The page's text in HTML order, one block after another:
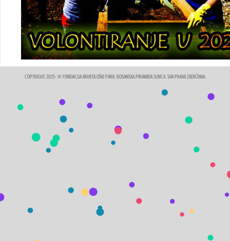
COPYRIGHT 2025- © FONDACIJA ARHEOLOŠKI PARK: BOSANSKA PIRAMIDA SUNCA. SVA PRAVA ZADRŽANA.